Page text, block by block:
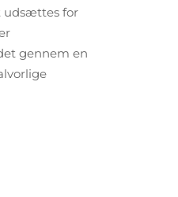
udsættes for
gennem en